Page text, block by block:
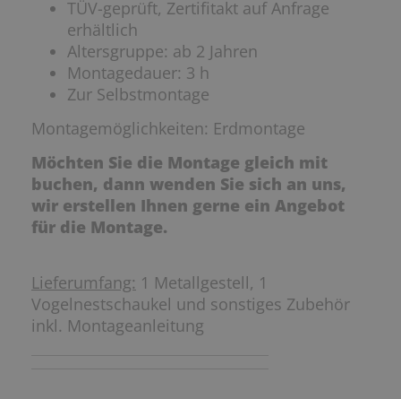
TÜV-geprüft, Zertifitakt auf Anfrage
erhältlich
Altersgruppe: ab 2 Jahren
Montagedauer: 3 h
Zur Selbstmontage
Montagemöglichkeiten: Erdmontage
Möchten Sie die Montage gleich mit
buchen, dann wenden Sie sich an uns,
wir erstellen Ihnen gerne ein Angebot
für die Montage.
Lieferumfang: 1 Metallgestell, 1
Vogelnestschaukel und sonstiges Zubehör
inkl. Montageanleitung